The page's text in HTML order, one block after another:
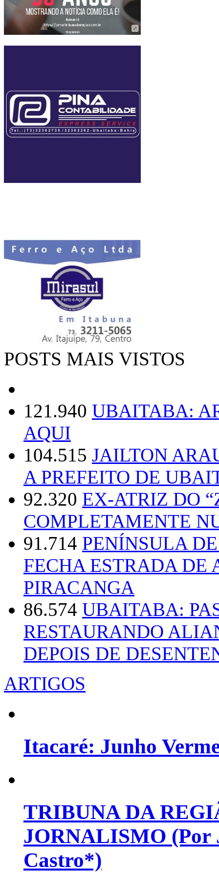
POSTS MAIS VISTOS
121.940 UBAITABA:
AQUI
104.515 JAILTON
A PREFEITO DE
92.320 EX-ATRIZ DO
COMPLETAMENTE
91.714 PENÍNSULA
FECHA ESTRADA DE
PIRACANGA
86.574 UBAITABA:
RESTAURANDO
DEPOIS DE
ARTIGOS
Itacaré: Junho
TRIBUNA DA
JORNALISMO (Por
Castro*)